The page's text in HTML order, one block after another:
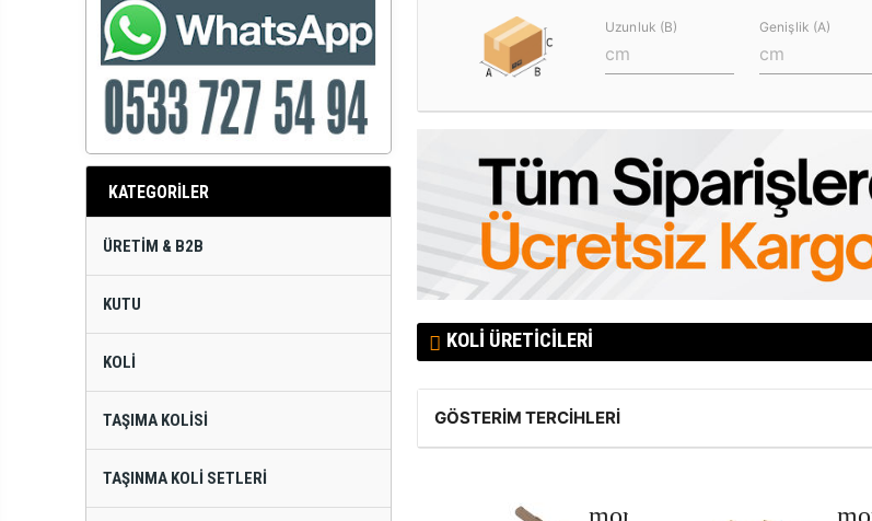
KATEGORİLER
ÜRETIM & B2B
KUTU
KOLI
TAŞIMA KOLISI
TAŞINMA KOLI SETLERI
Uzunluk (B) Genişlik (A)
KOLI ÜRETICILERI
GÖSTERIM TERCIHLERI